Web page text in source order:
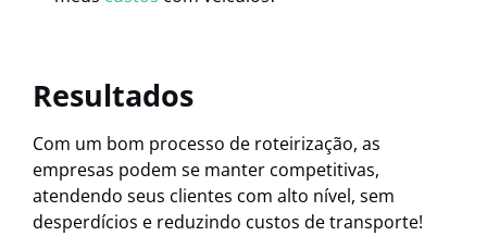
Resultados
Com um bom processo de roteirização, as
empresas podem se manter competitivas,
atendendo seus clientes com alto nível, sem
desperdícios e reduzindo custos de transporte!